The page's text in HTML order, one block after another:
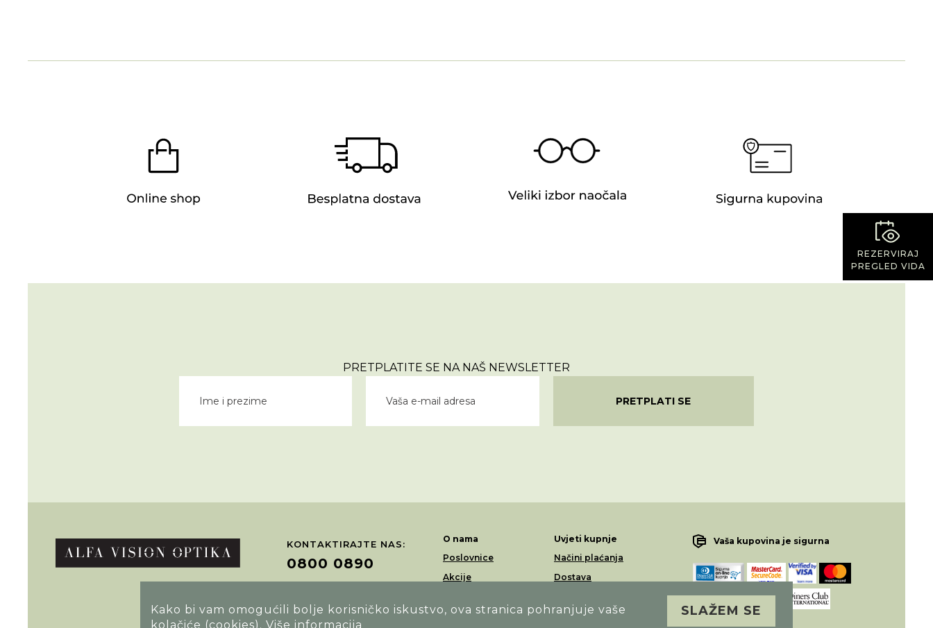
Kako bi vam omogućili bolje korisničko iskustvo, ova stranica pohranjuje vaše
kolačiće (cookies). Više informacija
SLAŽEM SE
REZERVIRAJ
PREGLED VIDA
PRETPLATITE SE NA NAŠ NEWSLETTER
PRETPLATI SE
KONTAKTIRAJTE NAS:
0800 0890
POTRAŽITE NAS NA:
O nama
Poslovnice
Akcije
Uvjeti kupnje
Načini plaćanja
Dostava
Vaša kupovina je sigurna